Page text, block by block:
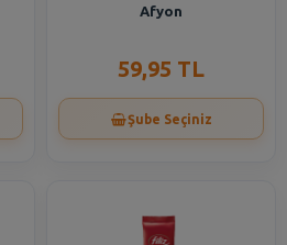
Afyon
59,95 TL
Şube Seçiniz